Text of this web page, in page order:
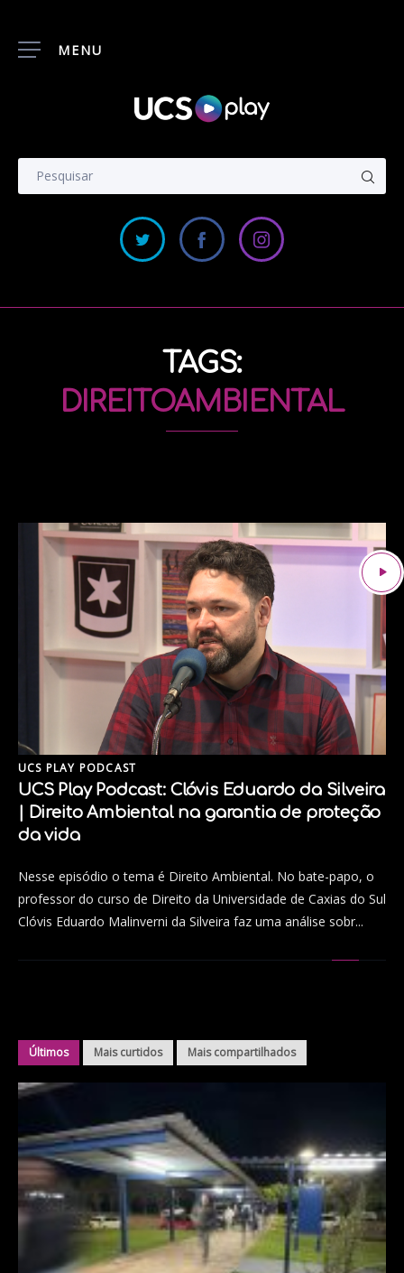
MENU
TAGS:
DIREITOAMBIENTAL
UCS PLAY PODCAST
UCS Play Podcast: Clóvis Eduardo da Silveira
| Direito Ambiental na garantia de proteção
da vida
Nesse episódio o tema é Direito Ambiental. No bate-papo, o
professor do curso de Direito da Universidade de Caxias do Sul
Clóvis Eduardo Malinverni da Silveira faz uma análise sobr...
Últimos Mais curtidos Mais compartilhados